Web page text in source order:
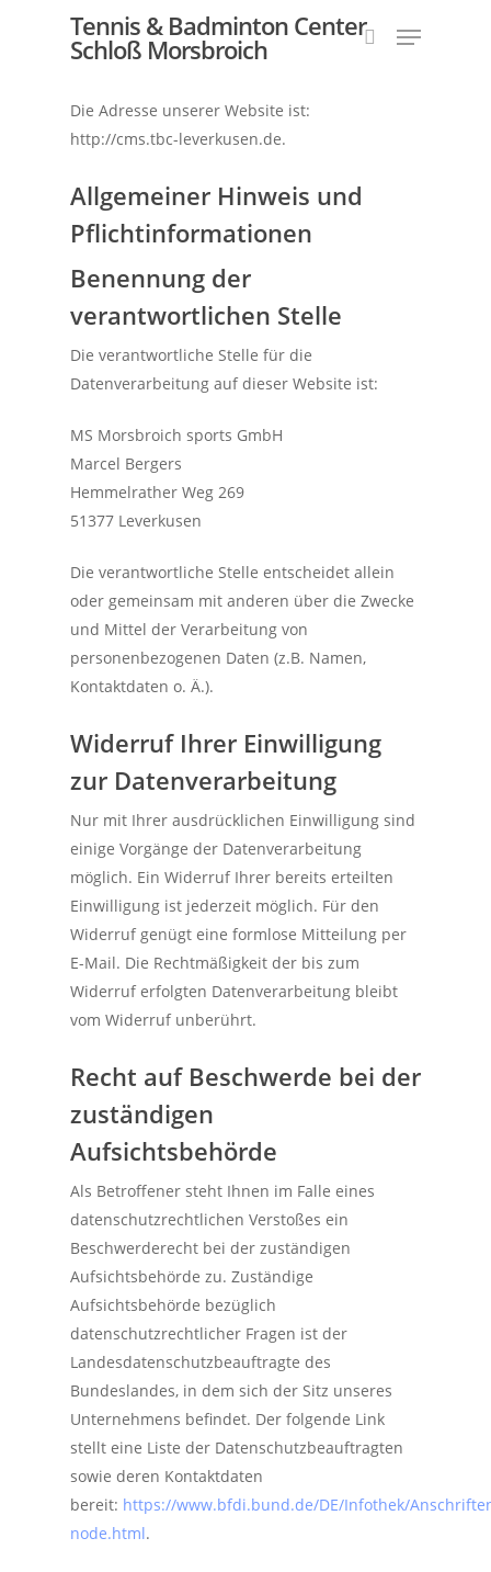
Hit enter to search or ESC to close
Tennis & Badminton Center
Schloß Morsbroich
Die Adresse unserer Website ist:
http://cms.tbc-leverkusen.de.
Allgemeiner Hinweis und
Pflichtinformationen
Benennung der
verantwortlichen Stelle
Die verantwortliche Stelle für die
Datenverarbeitung auf dieser Website ist:
MS Morsbroich sports GmbH
Marcel Bergers
Hemmelrather Weg 269
51377 Leverkusen
Die verantwortliche Stelle entscheidet allein
oder gemeinsam mit anderen über die Zwecke
und Mittel der Verarbeitung von
personenbezogenen Daten (z.B. Namen,
Kontaktdaten o. Ä.).
Widerruf Ihrer Einwilligung
zur Datenverarbeitung
Nur mit Ihrer ausdrücklichen Einwilligung sind
einige Vorgänge der Datenverarbeitung
möglich. Ein Widerruf Ihrer bereits erteilten
Einwilligung ist jederzeit möglich. Für den
Widerruf genügt eine formlose Mitteilung per
E-Mail. Die Rechtmäßigkeit der bis zum
Widerruf erfolgten Datenverarbeitung bleibt
vom Widerruf unberührt.
Recht auf Beschwerde bei der
zuständigen
Aufsichtsbehörde
Als Betroffener steht Ihnen im Falle eines
datenschutzrechtlichen Verstoßes ein
Beschwerderecht bei der zuständigen
Aufsichtsbehörde zu. Zuständige
Aufsichtsbehörde bezüglich
datenschutzrechtlicher Fragen ist der
Landesdatenschutzbeauftragte des
Bundeslandes, in dem sich der Sitz unseres
Unternehmens befindet. Der folgende Link
stellt eine Liste der Datenschutzbeauftragten
sowie deren Kontaktdaten
bereit: https://www.bfdi.bund.de/DE/Infothek/
node.html.